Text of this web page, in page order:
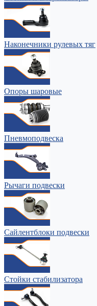
Наконечники рулевых тяг
Опоры шаровые
Пневмоподвеска
Рычаги подвески
Сайлентблоки подвески
Стойки стабилизатора